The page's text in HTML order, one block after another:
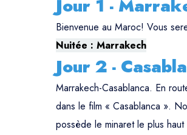
Jour 1 -
Bienvenue au Maroc! Vous
Nuitée : Marrakech
Jour 2 -
Marrakech-Casablanca. En
dans le film « Casablanca ».
possède le minaret le plus